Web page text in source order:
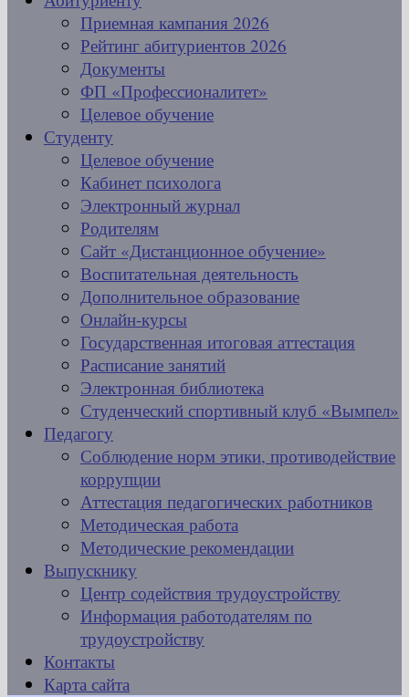
Приемная кампания 2026
Рейтинг абитуриентов 2026
Документы
ФП «Профессионалитет»
Целевое обучение
Студенту
Целевое обучение
Кабинет психолога
Электронный журнал
Родителям
Сайт «Дистанционное обучение»
Воспитательная деятельность
Дополнительное образование
Онлайн-курсы
Государственная итоговая аттестация
Расписание занятий
Электронная библиотека
Студенческий спортивный клуб «Вымпел»
Педагогу
Соблюдение норм этики, противодействие
коррупции
Аттестация педагогических работников
Методическая работа
Методические рекомендации
Выпускнику
Центр содействия трудоустройству
Информация работодателям по
трудоустройству
Контакты
Карта сайта